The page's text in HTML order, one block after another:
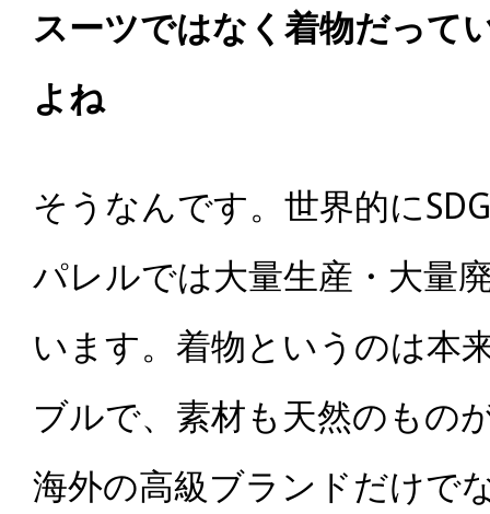
スーツではなく着物だって
よね
そうなんです。世界的に
パレルでは大量生産・大量
います。着物というのは本
ブルで、素材も天然のもの
海外の高級ブランドだけで